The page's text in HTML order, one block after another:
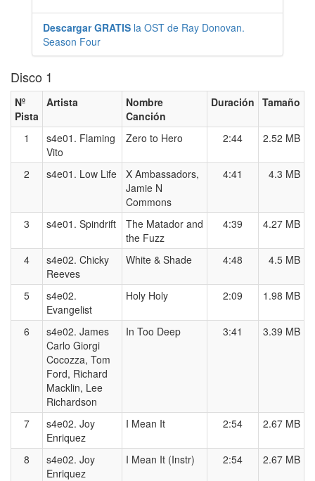
Descargar GRATIS la OST de Ray Donovan.
Season Four
Disco 1
Nº
Pista
Artista
Nombre
Canción
Duración Tamaño
1
s4e01. Flaming
Vito
Zero to Hero 2:44 2.52 MB
2 s4e01. Low Life
X Ambassadors,
Jamie N
Commons
4:41 4.3 MB
3 s4e01. Spindrift
The Matador and
the Fuzz
4:39 4.27 MB
4
s4e02. Chicky
Reeves
White & Shade 4:48 4.5 MB
5
s4e02.
Evangelist
Holy Holy 2:09 1.98 MB
6
s4e02. James
Carlo Giorgi
Cocozza, Tom
Ford, Richard
Macklin, Lee
Richardson
In Too Deep 3:41 3.39 MB
7
s4e02. Joy
Enriquez
I Mean It 2:54 2.67 MB
8
s4e02. Joy
Enriquez
I Mean It (Instr) 2:54 2.67 MB